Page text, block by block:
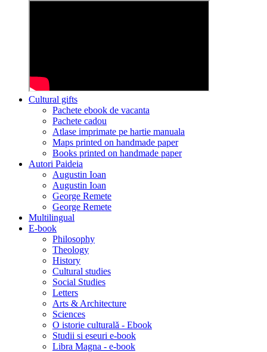
Cultural gifts
Pachete ebook de vacanta
Pachete cadou
Atlase imprimate pe hartie manuala
Maps printed on handmade paper
Books printed on handmade paper
Autori Paideia
Augustin Ioan
Augustin Ioan
George Remete
George Remete
Multilingual
E-book
Philosophy
Theology
History
Cultural studies
Social Studies
Letters
Arts & Architecture
Sciences
O istorie culturală - Ebook
Studii si eseuri e-book
Libra Magna - e-book